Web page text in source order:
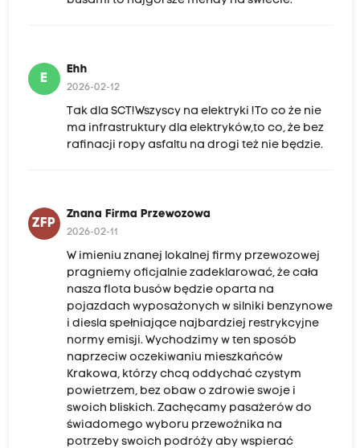
E
Ehh
2026-02-12
Tak dla SCT!Wszyscy na elektryki !To co że nie
ma infrastruktury dla elektryków,to co, że bez
rafinacji ropy asfaltu na drogi też nie będzie.
ZFP
Znana Firma Przewozowa
2026-02-11
W imieniu znanej lokalnej firmy przewozowej
pragniemy oficjalnie zadeklarować, że cała
nasza flota busów będzie oparta na
pojazdach wyposażonych w silniki benzynowe
i diesla spełniające najbardziej restrykcyjne
normy emisji. Wychodzimy w ten sposób
naprzeciw oczekiwaniu mieszkańców
Krakowa, którzy chcą oddychać czystym
powietrzem, bez obaw o zdrowie swoje i
swoich bliskich. Zachęcamy pasażerów do
świadomego wyboru przewoźnika na
potrzeby swoich podróży aby wspierać